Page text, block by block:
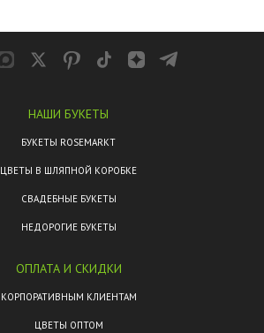
НАШИ БУКЕТЫ
БУКЕТЫ ROSEMARKT
ЦВЕТЫ В ШЛЯПНОЙ КОРОБКЕ
СВАДЕБНЫЕ БУКЕТЫ
НЕДОРОГИЕ БУКЕТЫ
ОПЛАТА И СКИДКИ
КОРПОРАТИВНЫМ КЛИЕНТАМ
ЦВЕТЫ ОПТОМ